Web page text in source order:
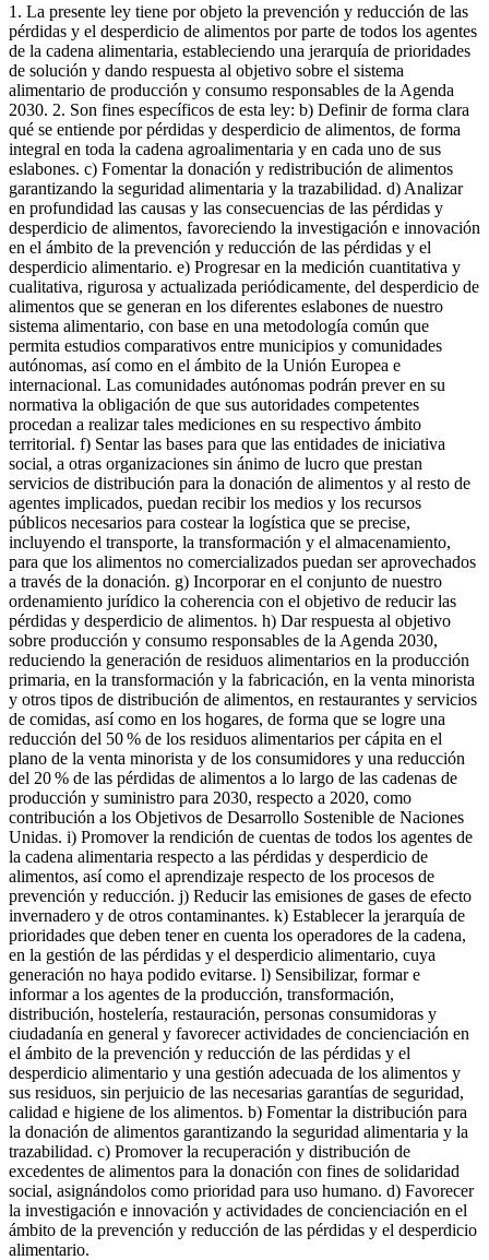
1. La presente ley tiene por objeto la prevención y reducción de las
pérdidas y el desperdicio de alimentos por parte de todos los agentes
de la cadena alimentaria, estableciendo una jerarquía de prioridades
de solución y dando respuesta al objetivo sobre el sistema
alimentario de producción y consumo responsables de la Agenda
2030. 2. Son fines específicos de esta ley: b) Definir de forma clara
qué se entiende por pérdidas y desperdicio de alimentos, de forma
integral en toda la cadena agroalimentaria y en cada uno de sus
eslabones. c) Fomentar la donación y redistribución de alimentos
garantizando la seguridad alimentaria y la trazabilidad. d) Analizar
en profundidad las causas y las consecuencias de las pérdidas y
desperdicio de alimentos, favoreciendo la investigación e innovación
en el ámbito de la prevención y reducción de las pérdidas y el
desperdicio alimentario. e) Progresar en la medición cuantitativa y
cualitativa, rigurosa y actualizada periódicamente, del desperdicio de
alimentos que se generan en los diferentes eslabones de nuestro
sistema alimentario, con base en una metodología común que
permita estudios comparativos entre municipios y comunidades
autónomas, así como en el ámbito de la Unión Europea e
internacional. Las comunidades autónomas podrán prever en su
normativa la obligación de que sus autoridades competentes
procedan a realizar tales mediciones en su respectivo ámbito
territorial. f) Sentar las bases para que las entidades de iniciativa
social, a otras organizaciones sin ánimo de lucro que prestan
servicios de distribución para la donación de alimentos y al resto de
agentes implicados, puedan recibir los medios y los recursos
públicos necesarios para costear la logística que se precise,
incluyendo el transporte, la transformación y el almacenamiento,
para que los alimentos no comercializados puedan ser aprovechados
a través de la donación. g) Incorporar en el conjunto de nuestro
ordenamiento jurídico la coherencia con el objetivo de reducir las
pérdidas y desperdicio de alimentos. h) Dar respuesta al objetivo
sobre producción y consumo responsables de la Agenda 2030,
reduciendo la generación de residuos alimentarios en la producción
primaria, en la transformación y la fabricación, en la venta minorista
y otros tipos de distribución de alimentos, en restaurantes y servicios
de comidas, así como en los hogares, de forma que se logre una
reducción del 50 % de los residuos alimentarios per cápita en el
plano de la venta minorista y de los consumidores y una reducción
del 20 % de las pérdidas de alimentos a lo largo de las cadenas de
producción y suministro para 2030, respecto a 2020, como
contribución a los Objetivos de Desarrollo Sostenible de Naciones
Unidas. i) Promover la rendición de cuentas de todos los agentes de
la cadena alimentaria respecto a las pérdidas y desperdicio de
alimentos, así como el aprendizaje respecto de los procesos de
prevención y reducción. j) Reducir las emisiones de gases de efecto
invernadero y de otros contaminantes. k) Establecer la jerarquía de
prioridades que deben tener en cuenta los operadores de la cadena,
en la gestión de las pérdidas y el desperdicio alimentario, cuya
generación no haya podido evitarse. l) Sensibilizar, formar e
informar a los agentes de la producción, transformación,
distribución, hostelería, restauración, personas consumidoras y
ciudadanía en general y favorecer actividades de concienciación en
el ámbito de la prevención y reducción de las pérdidas y el
desperdicio alimentario y una gestión adecuada de los alimentos y
sus residuos, sin perjuicio de las necesarias garantías de seguridad,
calidad e higiene de los alimentos. b) Fomentar la distribución para
la donación de alimentos garantizando la seguridad alimentaria y la
trazabilidad. c) Promover la recuperación y distribución de
excedentes de alimentos para la donación con fines de solidaridad
social, asignándolos como prioridad para uso humano. d) Favorecer
la investigación e innovación y actividades de concienciación en el
ámbito de la prevención y reducción de las pérdidas y el desperdicio
alimentario.